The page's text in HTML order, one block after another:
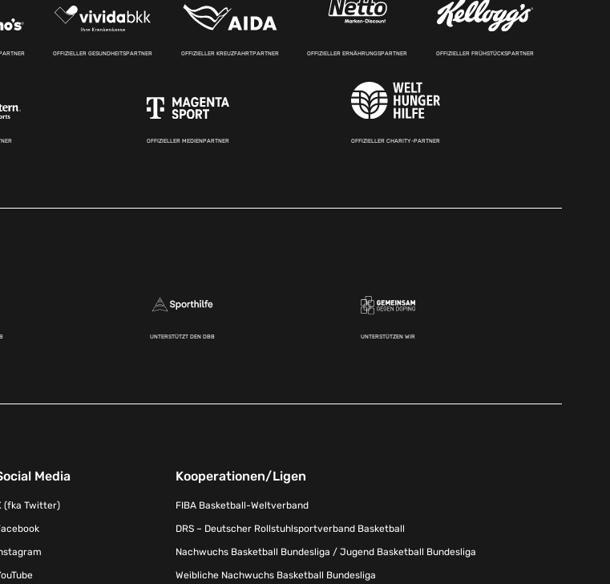
OFFIZIELLER GESUNDHEITSPARTNER OFFIZIELLER KREUZFAHRTPARTNER OFFIZIELLER ERNÄHRUNGSPARTNER OFFIZIELLER FRÜHSTÜCKSPARTNER
OFFIZIELLER MEDIENPARTNER OFFIZIELLER CHARITY-PARTNER
UNTERSTÜTZT DEN DBB UNTERSTÜTZEN WIR
Media
(fka Twitter)
Kooperationen/Ligen
FIBA Basketball-Weltverband
DRS – Deutscher Rollstuhlsportverband Basketball
Nachwuchs Basketball Bundesliga / Jugend Basketball Bundesliga
Weibliche Nachwuchs Basketball Bundesliga